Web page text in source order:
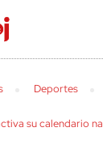
Deportes
su calendario